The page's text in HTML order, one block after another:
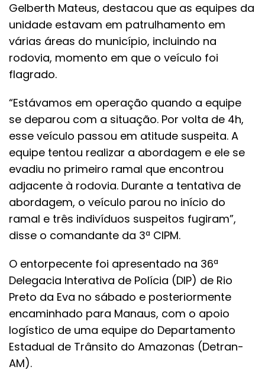
Gelberth Mateus, destacou que as equipes da
unidade estavam em patrulhamento em
várias áreas do município, incluindo na
rodovia, momento em que o veículo foi
flagrado.
“Estávamos em operação quando a equipe
se deparou com a situação. Por volta de 4h,
esse veículo passou em atitude suspeita. A
equipe tentou realizar a abordagem e ele se
evadiu no primeiro ramal que encontrou
adjacente à rodovia. Durante a tentativa de
abordagem, o veículo parou no início do
ramal e três indivíduos suspeitos fugiram”,
disse o comandante da 3ª CIPM.
O entorpecente foi apresentado na 36ª
Delegacia Interativa de Polícia (DIP) de Rio
Preto da Eva no sábado e posteriormente
encaminhado para Manaus, com o apoio
logístico de uma equipe do Departamento
Estadual de Trânsito do Amazonas (Detran-
AM).